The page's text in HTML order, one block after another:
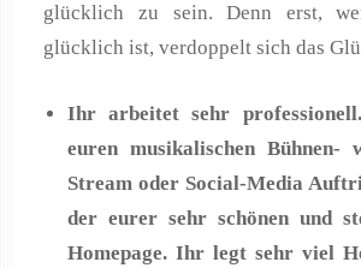
glücklich zu sein. Denn erst,
glücklich ist, verdoppelt sich das
Ihr arbeitet sehr
euren musikalischen Bühnen-
Stream oder Social-Media
der eurer sehr schönen und
Homepage. Ihr legt sehr viel